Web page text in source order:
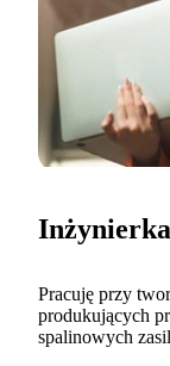
Pracuję przy
produkujących
spalinowych